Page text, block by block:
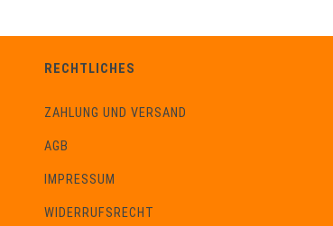
RECHTLICHES
ZAHLUNG UND VERSAND
AGB
IMPRESSUM
WIDERRUFSRECHT